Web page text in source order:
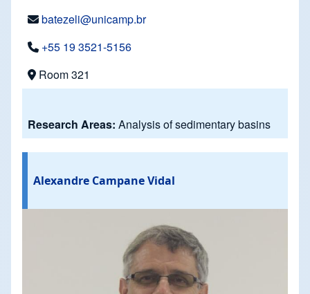
batezeli@unicamp.br
+55 19 3521-5156
Room 321
Research Areas: Analysis of sedimentary basins
Alexandre Campane Vidal